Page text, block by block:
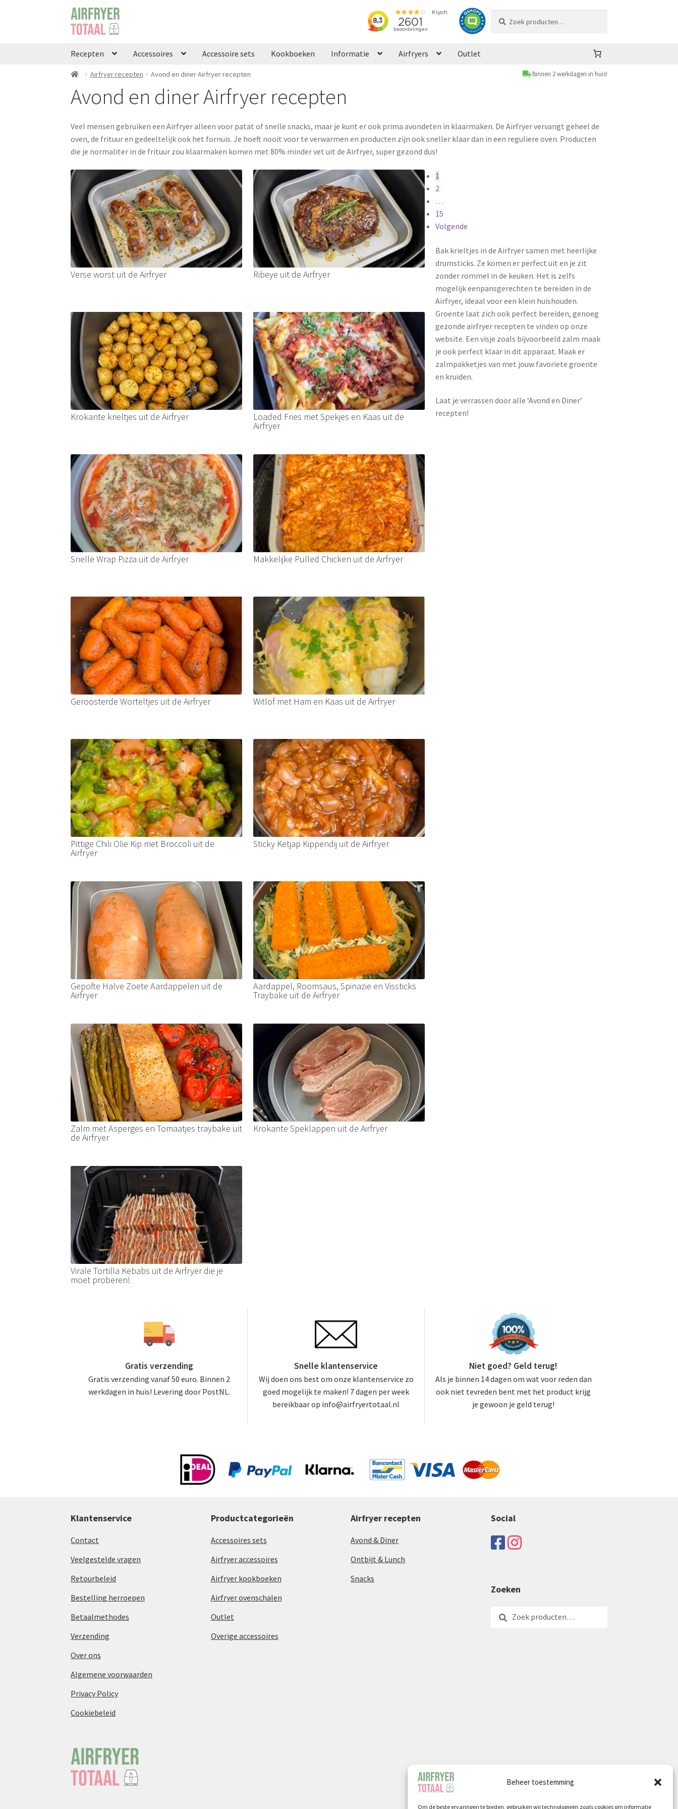
Beheer toestemming
Om de beste ervaringen te bieden, gebruiken wij technologieën zoals cookies om informatie
Ga
door
navigatie
Ga
naar
inhoud
naar:
Recepten Accessoires Accessoire sets Kookboeken Informatie Airfryers Outlet
Airfryer recepten Avond en diner Airfryer recepten Binnen 2 werkdagen in huis!
Avond en diner Airfryer recepten
Veel mensen gebruiken een Airfryer alleen voor patat of snelle snacks, maar je kunt er ook prima avondeten in klaarmaken. De Airfryer vervangt geheel de
oven, de frituur en gedeeltelijk ook het fornuis. Je hoeft nooit voor te verwarmen en producten zijn ook sneller klaar dan in een reguliere oven. Producten
die je normaliter in de frituur zou klaarmaken komen met 80% minder vet uit de Airfryer, super gezond dus!
Verse worst uit de Airfryer Ribeye uit de Airfryer
Krokante krieltjes uit de Airfryer Loaded Fries met Spekjes en Kaas uit de
Airfryer
Snelle Wrap Pizza uit de Airfryer Makkelijke Pulled Chicken uit de Airfryer
Geroosterde Worteltjes uit de Airfryer Witlof met Ham en Kaas uit de Airfryer
Pittige Chili Olie Kip met Broccoli uit de
Airfryer
Sticky Ketjap Kippendij uit de Airfryer
Gepofte Halve Zoete Aardappelen uit de
Airfryer
Aardappel, Roomsaus, Spinazie en Vissticks
Traybake uit de Airfryer
Zalm met Asperges en Tomaatjes traybake uit
de Airfryer
Krokante Speklappen uit de Airfryer
Virale Tortilla Kebabs uit de Airfryer die je
moet proberen!
Berichten
paginering
1
2
…
15
Volgende
Bak krieltjes in de Airfryer samen met heerlijke
drumsticks. Ze komen er perfect uit en je zit
zonder rommel in de keuken. Het is zelfs
mogelijk eenpansgerechten te bereiden in de
Airfryer, ideaal voor een klein huishouden.
Groente laat zich ook perfect bereiden, genoeg
gezonde airfryer recepten te vinden op onze
website. Een visje zoals bijvoorbeeld zalm maak
je ook perfect klaar in dit apparaat. Maak er
zalmpakketjes van met jouw favoriete groente
en kruiden.
Laat je verrassen door alle ‘Avond en Diner’
recepten!
Gratis verzending
Gratis verzending vanaf 50 euro. Binnen 2
werkdagen in huis! Levering door PostNL.
Snelle klantenservice
Wij doen ons best om onze klantenservice zo
goed mogelijk te maken! 7 dagen per week
bereikbaar op info@airfryertotaal.nl
Niet goed? Geld terug!
Als je binnen 14 dagen om wat voor reden dan
ook niet tevreden bent met het product krijg
je gewoon je geld terug!
Klantenservice
Contact
Veelgestelde vragen
Retourbeleid
Bestelling herroepen
Betaalmethodes
Verzending
Over ons
Algemene voorwaarden
Privacy Policy
Cookiebeleid
Productcategorieën
Accessoires sets
Airfryer accessoires
Airfryer kookboeken
Airfryer ovenschalen
Outlet
Overige accessoires
Airfryer recepten
Avond & Diner
Ontbijt & Lunch
Snacks
Social
Zoeken
naar: